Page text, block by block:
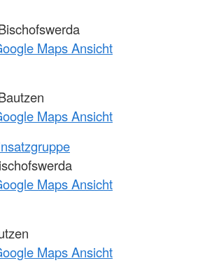
Maps Ansicht
Maps Ansicht
Maps Ansicht
Maps Ansicht